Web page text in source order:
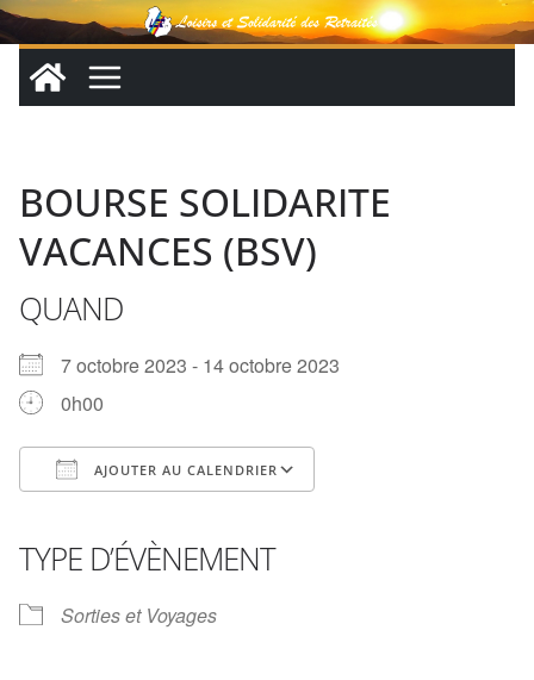
Passer
au
contenu
BOURSE SOLIDARITE
VACANCES (BSV)
QUAND
7 octobre 2023 - 14 octobre 2023
0h00
AJOUTER AU CALENDRIER
TYPE D’ÉVÈNEMENT
Sorties et Voyages